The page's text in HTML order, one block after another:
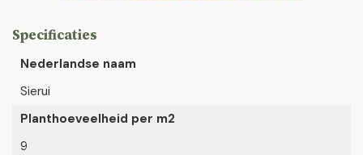
Specificaties
Nederlandse naam
Sierui
Planthoeveelheid per m2
9